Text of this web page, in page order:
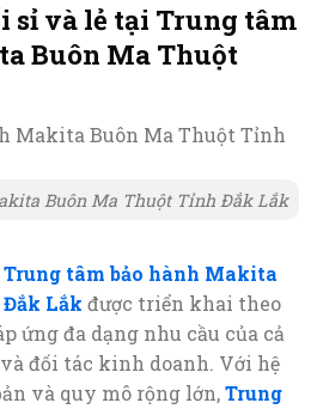
sỉ và lẻ tại Trung tâm
Buôn Ma Thuột
Buôn Ma Thuột Tỉnh Đắk Lắk
Trung tâm bảo hành Makita
Lắk được triển khai theo
ứng đa dạng nhu cầu của cả
đối tác kinh doanh. Với hệ
và quy mô rộng lớn,Trung